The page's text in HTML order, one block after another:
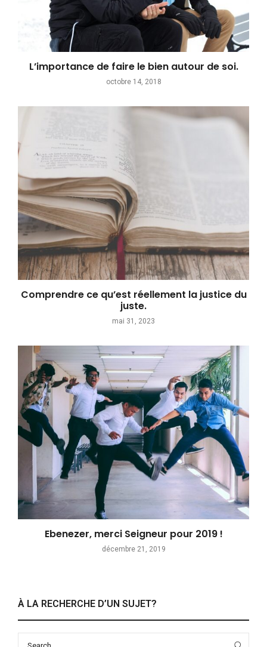
L’importance de faire le bien autour de soi.
octobre 14, 2018
Comprendre ce qu’est réellement la justice du
juste.
mai 31, 2023
Ebenezer, merci Seigneur pour 2019 !
décembre 21, 2019
À LA RECHERCHE D’UN SUJET?